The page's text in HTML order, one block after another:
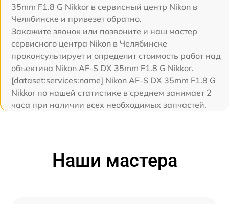
35mm F1.8 G Nikkor в сервисный центр Nikon в
Челябинске и привезет обратно.
Закажите звонок или позвоните и наш мастер
сервисного центра Nikon в Челябинске
проконсультирует и определит стоимость работ над
объектива Nikon AF-S DX 35mm F1.8 G Nikkor.
[dataset:services:name] Nikon AF-S DX 35mm F1.8 G
Nikkor по нашей статистике в среднем занимает 2
часа при наличии всех необходимых запчастей.
Наши мастера